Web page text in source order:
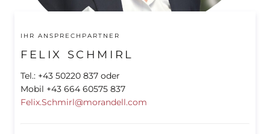
IHR ANSPRECHPARTNER
FELIX SCHMIRL
Tel.: +43 50220 837 oder
Mobil +43 664 60575 837
Felix.Schmirl@morandell.com